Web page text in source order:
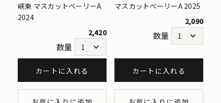
峡東 マスカットベーリーA
2024
2,420
数量
カートに入れる
マスカットベーリーA 2025
2,090
数量
カートに入れる